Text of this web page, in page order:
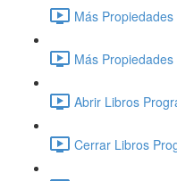
Más
Más
Abrir Libros
Cerrar Libros